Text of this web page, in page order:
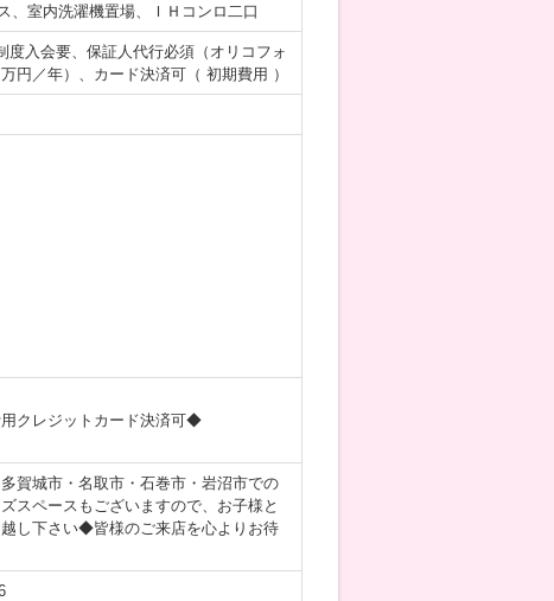
、室内洗濯機置場、ＩＨコンロ二口
入会要、保証人代行必須（オリコフォ
円／年）、カード決済可（ 初期費用 ）
クレジットカード決済可◆
賀城市・名取市・石巻市・岩沼市での
スペースもございますので、お子様と
し下さい◆皆様のご来店を心よりお待